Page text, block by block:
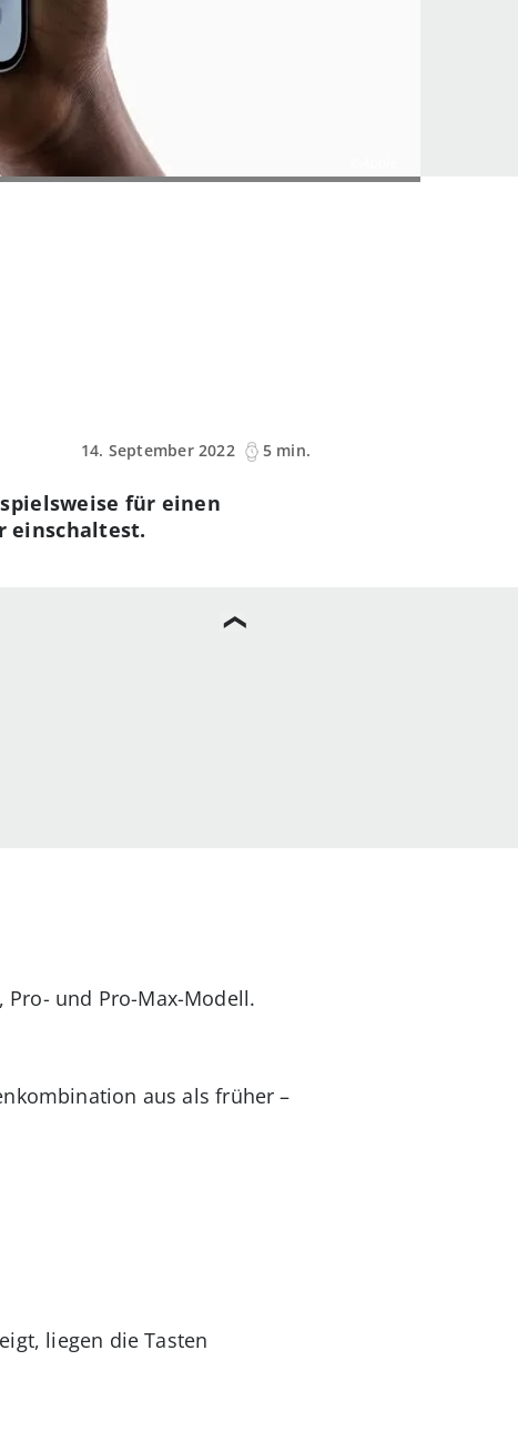
14. September 2022
5 min.
für einen
einschaltest.
und Pro-Max-Modell.
aus als früher –
liegen die Tasten